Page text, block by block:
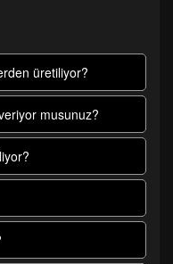
üretiliyor?
musunuz?